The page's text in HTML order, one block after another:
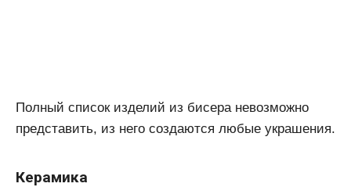
Полный список изделий из бисера невозможно
представить, из него создаются любые украшения.
Керамика